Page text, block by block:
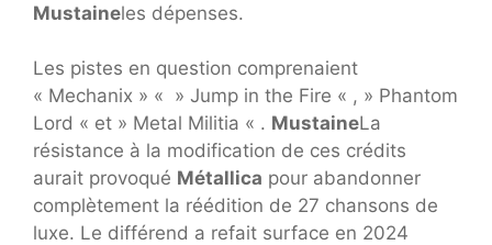
Mustaineles dépenses.
Les pistes en question comprenaient
« Mechanix » « » Jump in the Fire « , » Phantom
Lord « et » Metal Militia « . MustaineLa
résistance à la modification de ces crédits
aurait provoqué Métallica pour abandonner
complètement la réédition de 27 chansons de
luxe. Le différend a refait surface en 2024